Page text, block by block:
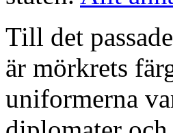
Till det
är mörkrets
uniformerna